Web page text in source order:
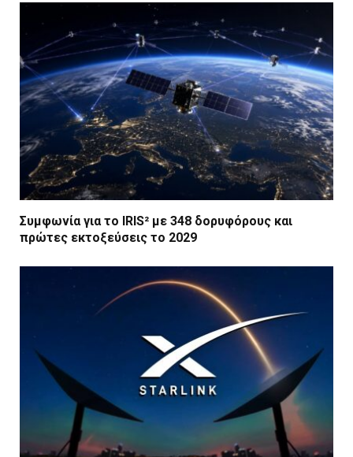
Συμφωνία για το IRIS² με 348 δορυφόρους και
πρώτες εκτοξεύσεις το 2029